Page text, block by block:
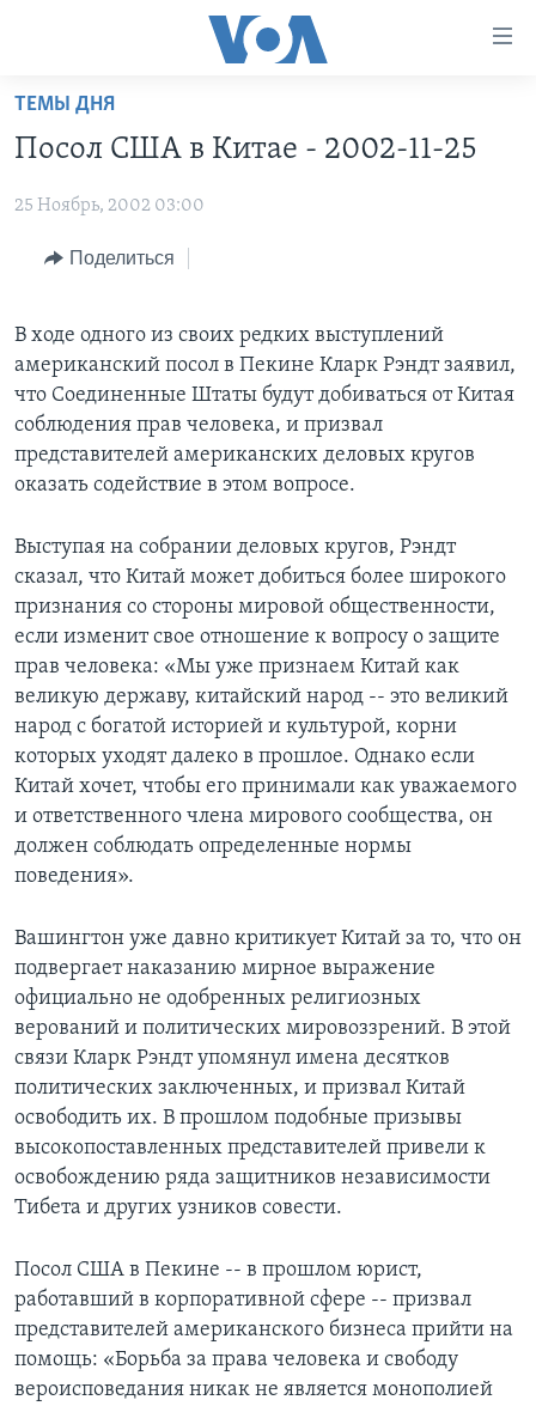
Перейти
основной
Перейти
Перейти
поиск
АМЕРИКА
НОВОСТИ ЗА МИНУТУ
ПОЧЕМУ ЭТО ВАЖНО?
ДИСКУССИЯ VOA
ДЕТАЛИ
НЬЮ-ЙОРК NEW YORK
ПРОЕКТЫ
УЧИМ АНГЛИЙСКИЙ
А КАК В АМЕРИКЕ?
АРТЕФАКТЫ
АМЕРИКАНСКИЕ ГОРОДКИ
ЭКСПЕРТИЗА
ФАКТЫ ПРОТИВ ФЕЙКОВ
ЗА СВОБОДУ ПРЕССЫ
УЧИМ АНГЛИЙСКИЙ
ВИДЕО
Learning English
СОЦИАЛЬНЫЕ СЕТИ
Языки
ТЕМЫ ДНЯ
Посол США в Китае - 2002-11-25
25 Ноябрь, 2002 03:00
Поделиться
В ходе одного из своих редких выступлений
американский посол в Пекине Кларк Рэндт заявил,
что Соединенные Штаты будут добиваться от Китая
соблюдения прав человека, и призвал
представителей американских деловых кругов
оказать содействие в этом вопросе.
Выступая на собрании деловых кругов, Рэндт
сказал, что Китай может добиться более широкого
признания со стороны мировой общественности,
если изменит свое отношение к вопросу о защите
прав человека: «Мы уже признаем Китай как
великую державу, китайский народ -- это великий
народ с богатой историей и культурой, корни
которых уходят далеко в прошлое. Однако если
Китай хочет, чтобы его принимали как уважаемого
и ответственного члена мирового сообщества, он
должен соблюдать определенные нормы
поведения».
Вашингтон уже давно критикует Китай за то, что он
подвергает наказанию мирное выражение
официально не одобренных религиозных
верований и политических мировоззрений. В этой
связи Кларк Рэндт упомянул имена десятков
политических заключенных, и призвал Китай
освободить их. В прошлом подобные призывы
высокопоставленных представителей привели к
освобождению ряда защитников независимости
Тибета и других узников совести.
Посол США в Пекине -- в прошлом юрист,
работавший в корпоративной сфере -- призвал
представителей американского бизнеса прийти на
помощь: «Борьба за права человека и свободу
вероисповедания никак не является монополией